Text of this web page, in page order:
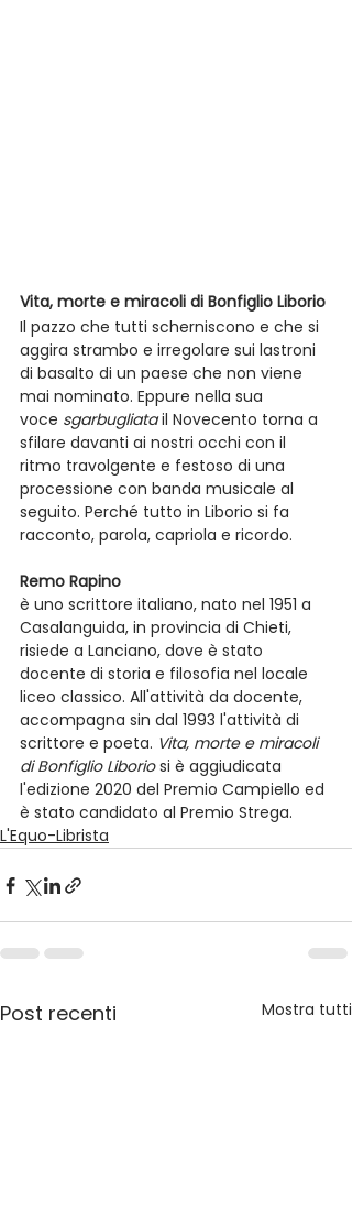
Vita, morte e miracoli di Bonfiglio Liborio
Il pazzo che tutti scherniscono e che si
aggira strambo e irregolare sui lastroni
di basalto di un paese che non viene
mai nominato. Eppure nella sua
voce sgarbugliata il Novecento torna a
sfilare davanti ai nostri occhi con il
ritmo travolgente e festoso di una
processione con banda musicale al
seguito. Perché tutto in Liborio si fa
racconto, parola, capriola e ricordo.
Remo Rapino
è uno scrittore italiano, nato nel 1951 a
Casalanguida, in provincia di Chieti,
risiede a Lanciano, dove è stato
docente di storia e filosofia nel locale
liceo classico. All'attività da docente,
accompagna sin dal 1993 l'attività di
scrittore e poeta. Vita, morte e miracoli
di Bonfiglio Liborio si è aggiudicata
l'edizione 2020 del Premio Campiello ed
è stato candidato al Premio Strega.
L'Equo-Librista
Post recenti Mostra tutti